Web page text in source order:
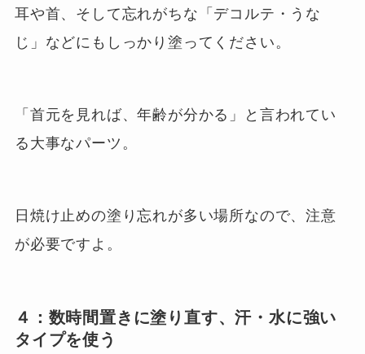
耳や首、そして忘れがちな「デコルテ・うな
じ」などにもしっかり塗ってください。
「首元を見れば、年齢が分かる」と言われてい
る大事なパーツ。
日焼け止めの塗り忘れが多い場所なので、注意
が必要ですよ。
４：数時間置きに塗り直す、汗・水に強い
タイプを使う